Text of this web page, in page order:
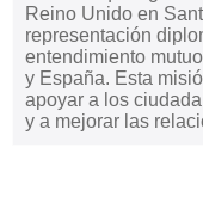
Reino Unido en
representación
entendimiento
y España. Esta
apoyar a los
y a mejorar las